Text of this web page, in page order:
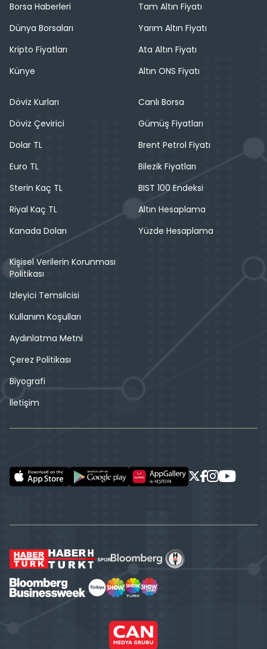
Borsa Haberleri
Dünya Borsaları
Kripto Fiyatları
Künye
Tam Altın Fiyatı
Yarım Altın Fiyatı
Ata Altın Fiyatı
Altın ONS Fiyatı
Döviz Kurları
Döviz Çevirici
Dolar TL
Euro TL
Sterin Kaç TL
Riyal Kaç TL
Kanada Doları
Canlı Borsa
Gümüş Fiyatları
Brent Petrol Fiyatı
Bilezik Fiyatları
BIST 100 Endeksi
Altın Hesaplama
Yüzde Hesaplama
Kişisel Verilerin Korunması
Politikası
İzleyici Temsilcisi
Kullanım Koşulları
Aydınlatma Metni
Çerez Politikası
Biyografi
İletişim